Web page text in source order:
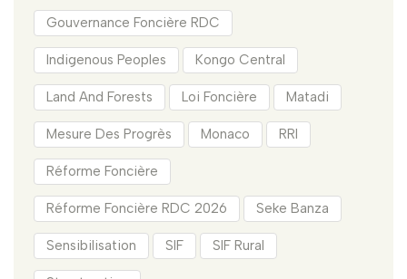
Gouvernance Foncière RDC
Indigenous Peoples Kongo Central
Land And Forests Loi Foncière Matadi
Mesure Des Progrès Monaco RRI
Réforme Foncière
Réforme Foncière RDC 2026 Seke Banza
Sensibilisation SIF SIF Rural